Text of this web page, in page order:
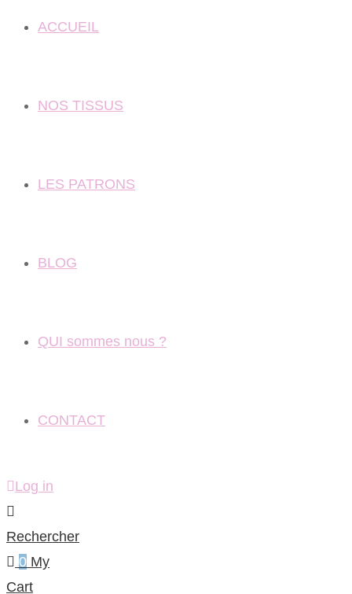
ACCUEIL
NOS TISSUS
LES PATRONS
BLOG
QUI sommes nous ?
CONTACT
Log in
Rechercher
0 My
Cart